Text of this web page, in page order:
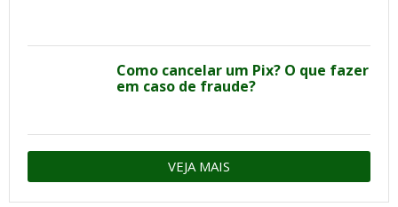
Como cancelar um Pix? O que fazer
em caso de fraude?
VEJA MAIS